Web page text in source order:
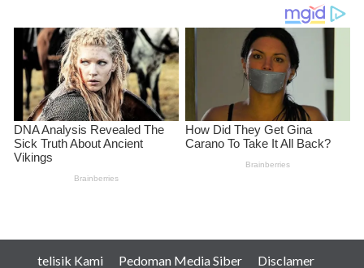
telisik Kami Pedoman Media Siber Disclamer